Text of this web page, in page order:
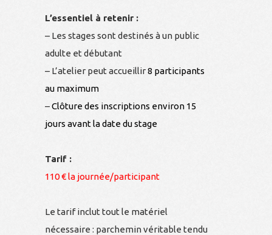
L’essentiel à retenir :
– Les stages sont destinés à un public
adulte et débutant
– L’atelier peut accueillir8 participants
au maximum
–Clôture des inscriptions environ 15
jours avant la date du stage
Tarif :
110 € la journée/participant
Le tarif inclut tout le matériel
nécessaire : parchemin véritable tendu